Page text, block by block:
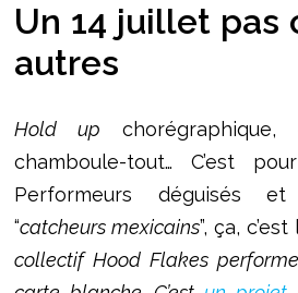
Un 14 juillet pas
autres
Hold up
chamboule-tout… C’est
Performeurs déguisés
“catcheurs mexicains”, ça,
collectif Hood Flakes